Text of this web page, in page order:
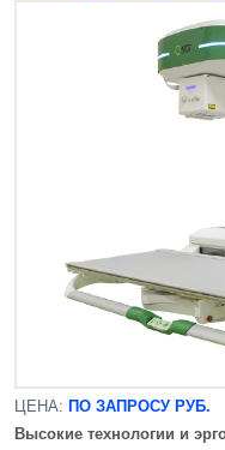
ЦЕНА: ПО ЗАПРОСУ РУБ.
Высокие технологии и